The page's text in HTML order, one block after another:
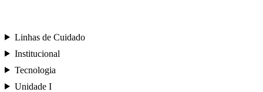
Linhas de Cuidado
Institucional
Tecnologia
Unidade I